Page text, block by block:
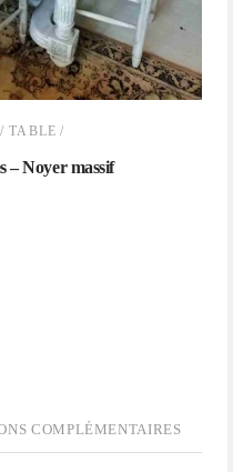
/TABLE /
– Noyer massif
COMPLÉMENTAIRES